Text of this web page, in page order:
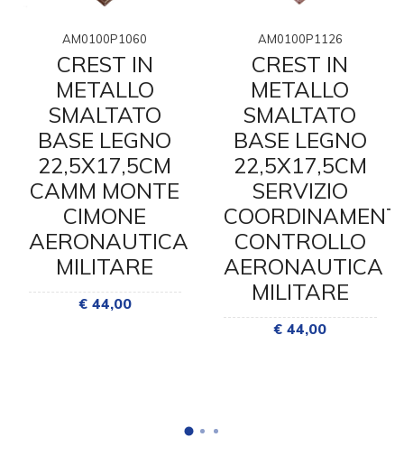
AM0100P1060
CREST IN
METALLO
SMALTATO
BASE LEGNO
22,5X17,5CM
CAMM MONTE
CIMONE
AERONAUTICA
MILITARE
€ 44,00
AM0100P1126
CREST IN
METALLO
SMALTATO
BASE LEGNO
22,5X17,5CM
SERVIZIO
CONTROLLO
AERONAUTICA
MILITARE
€ 44,00